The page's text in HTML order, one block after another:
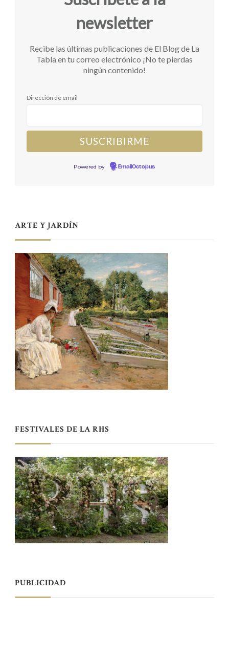
newsletter
Recibe las últimas publicaciones de El Blog de La
Tabla en tu correo electrónico ¡No te pierdas
ningún contenido!
Dirección de email
Powered by EmailOctopus
ARTE Y JARDÍN
FESTIVALES DE LA RHS
PUBLICIDAD